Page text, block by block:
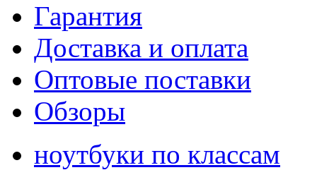
Гарантия
Доставка и оплата
Оптовые поставки
Обзоры
ноутбуки по классам